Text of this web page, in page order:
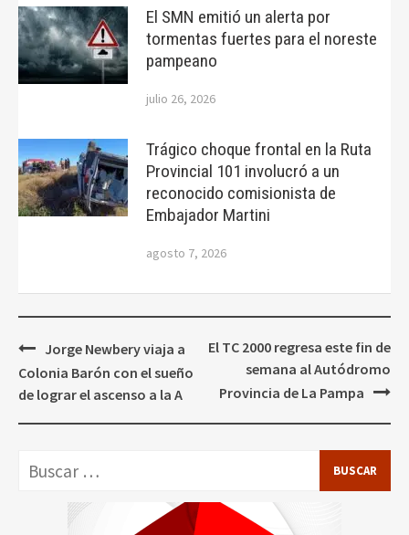
El SMN emitió un alerta por
tormentas fuertes para el noreste
pampeano
julio 26, 2026
Trágico choque frontal en la Ruta
Provincial 101 involucró a un
reconocido comisionista de
Embajador Martini
agosto 7, 2026
Navegación
de
entradas
Jorge Newbery viaja a
Colonia Barón con el sueño
de lograr el ascenso a la A
El TC 2000 regresa este fin de
semana al Autódromo
Provincia de La Pampa
Buscar: